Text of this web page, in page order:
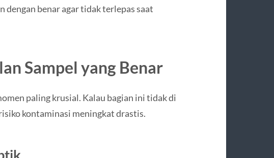
dengan benar agar tidak terlepas saat
Sampel yang Benar
paling krusial. Kalau bagian ini tidak di
kontaminasi meningkat drastis.